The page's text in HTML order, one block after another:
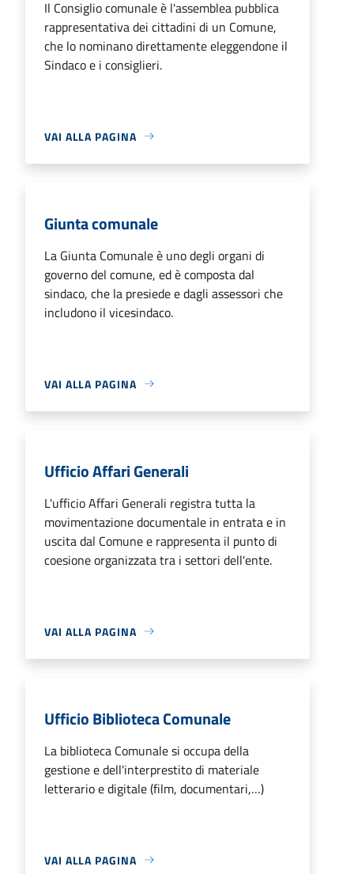
Il Consiglio comunale è l'assemblea pubblica
rappresentativa dei cittadini di un Comune,
che lo nominano direttamente eleggendone il
Sindaco e i consiglieri.
VAI ALLA PAGINA
Giunta comunale
La Giunta Comunale è uno degli organi di
governo del comune, ed è composta dal
sindaco, che la presiede e dagli assessori che
includono il vicesindaco.
VAI ALLA PAGINA
Ufficio Affari Generali
L'ufficio Affari Generali registra tutta la
movimentazione documentale in entrata e in
uscita dal Comune e rappresenta il punto di
coesione organizzata tra i settori dell'ente.
VAI ALLA PAGINA
Ufficio Biblioteca Comunale
La biblioteca Comunale si occupa della
gestione e dell'interprestito di materiale
letterario e digitale (film, documentari,…)
VAI ALLA PAGINA